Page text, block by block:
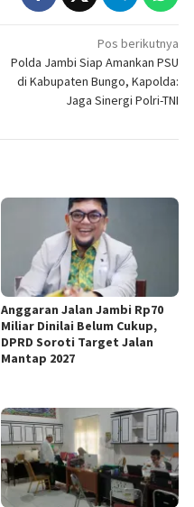
Pos berikutnya
Polda Jambi Siap Amankan PSU
di Kabupaten Bungo, Kapolda:
Jaga Sinergi Polri-TNI
Anggaran Jalan Jambi Rp70
Miliar Dinilai Belum Cukup,
DPRD Soroti Target Jalan
Mantap 2027